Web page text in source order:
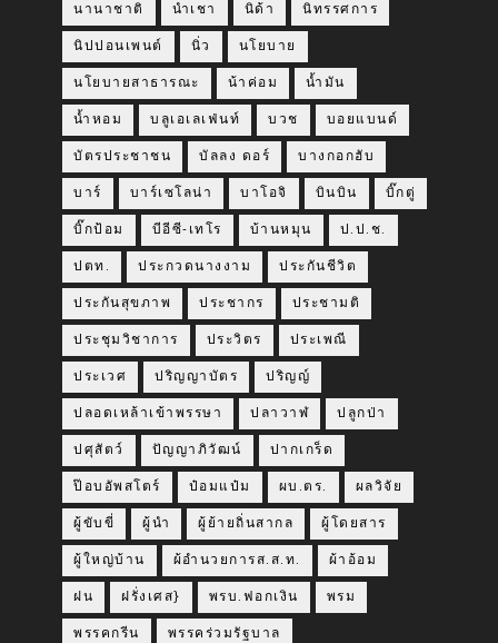
นานาชาติ นำเชา นิด้า นิทรรศการ
นิปปอนเพนต์ นิ่ว นโยบาย
นโยบายสาธารณะ น้าค่อม น้ำมัน
น้ำหอม บลูเอเลเฟ่นท์ บวช บอยแบนด์
บัตรประชาชน บัลลง ดอร์ บางกอกฮับ
บาร์ บาร์เซโลน่า บาโอจิ บินบิน บิ๊กตู่
บิ๊กป้อม บีอีซี-เทโร บ้านหมุน ป.ป.ช.
ปตท. ประกวดนางงาม ประกันชีวิต
ประกันสุขภาพ ประชากร ประชามติ
ประชุมวิชาการ ประวิตร ประเพณี
ประเวศ ปริญญาบัตร ปริญญ์
ปลอดเหล้าเข้าพรรษา ปลาวาฬ ปลูกป่า
ปศุสัตว์ ปัญญาภิวัฒน์ ปากเกร็ด
ป๊อบอัพสโตร์ ป๋อมแป๋ม ผบ.ตร. ผลวิจัย
ผู้ขับขี่ ผู้นำ ผู้ย้ายถิ่นสากล ผู้โดยสาร
ผู้ใหญ่บ้าน ผ้อำนวยการส.ส.ท. ผ้าอ้อม
ฝน ฝรั่งเศส} พรบ.ฟอกเงิน พรม
พรรคกรีน พรรคร่วมรัฐบาล